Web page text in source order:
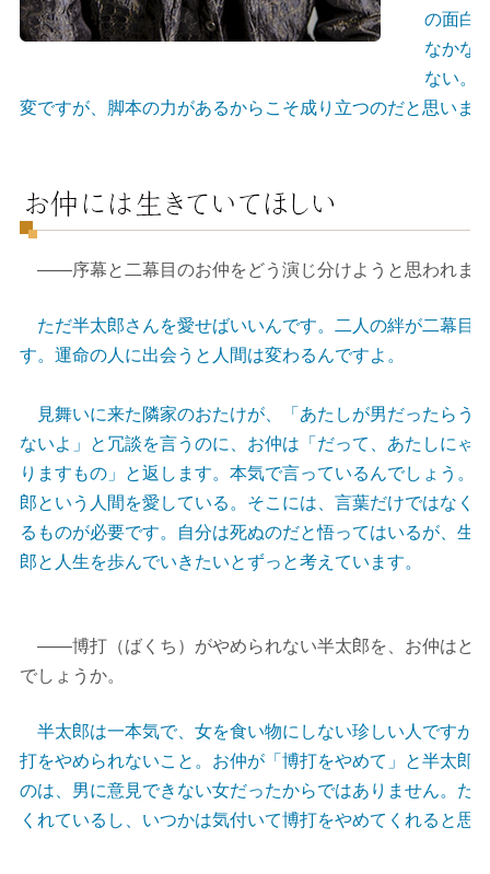
の面白
なかな
ない。
変ですが、脚本の力があるからこそ成り立つのだと思いま
――序幕と二幕目のお仲をどう演じ分けようと思われま
ただ半太郎さんを愛せばいいんです。二人の絆が二幕目
す。運命の人に出会うと人間は変わるんですよ。
見舞いに来た隣家のおたけが、「あたしが男だったらう
ないよ」と冗談を言うのに、お仲は「だって、あたしにゃ
りますもの」と返します。本気で言っているんでしょう。
郎という人間を愛している。そこには、言葉だけではなく
るものが必要です。自分は死ぬのだと悟ってはいるが、生
郎と人生を歩んでいきたいとずっと考えています。
――博打（ばくち）がやめられない半太郎を、お仲はど
でしょうか。
半太郎は一本気で、女を食い物にしない珍しい人ですが
打をやめられないこと。お仲が「博打をやめて」と半太郎
のは、男に意見できない女だったからではありません。た
くれているし、いつかは気付いて博打をやめてくれると思